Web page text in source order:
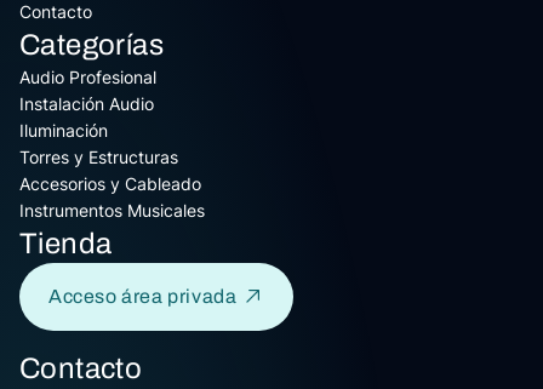
Contacto
Categorías
Audio Profesional
Instalación Audio
Iluminación
Torres y Estructuras
Accesorios y Cableado
Instrumentos Musicales
Tienda
Acceso área privada
Contacto